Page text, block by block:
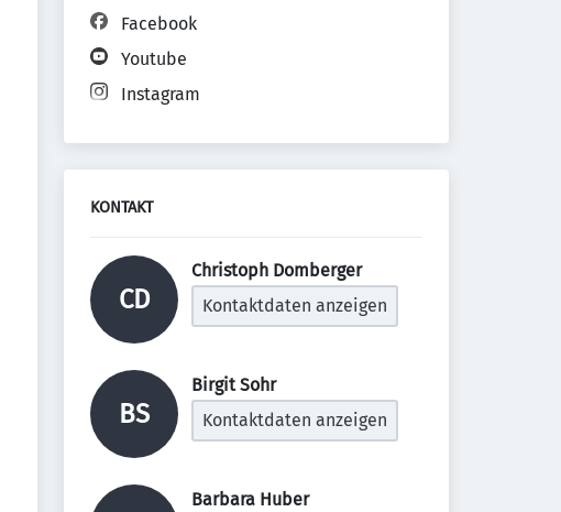
Facebook
Youtube
Instagram
KONTAKT
CD
Christoph Domberger
Kontaktdaten anzeigen
BS
Birgit Sohr
Kontaktdaten anzeigen
Barbara Huber